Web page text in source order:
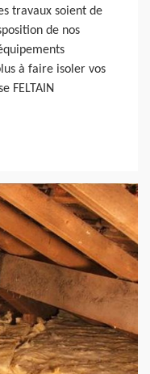
travaux soient de
de nos
à faire isoler vos
FELTAIN